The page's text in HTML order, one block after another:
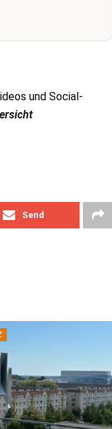
und Social-
Send